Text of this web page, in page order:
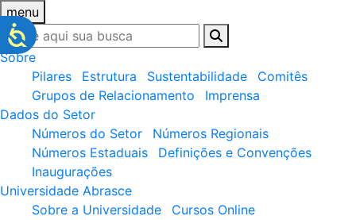
menu
Sobre
Pilares
Estrutura Sustentabilidade
Comitês
Grupos de Relacionamento
Imprensa
Dados do Setor
Números do Setor
Números Regionais
Números Estaduais
Definições e Convenções
Inaugurações
Universidade Abrasce
Sobre a Universidade
Cursos Online